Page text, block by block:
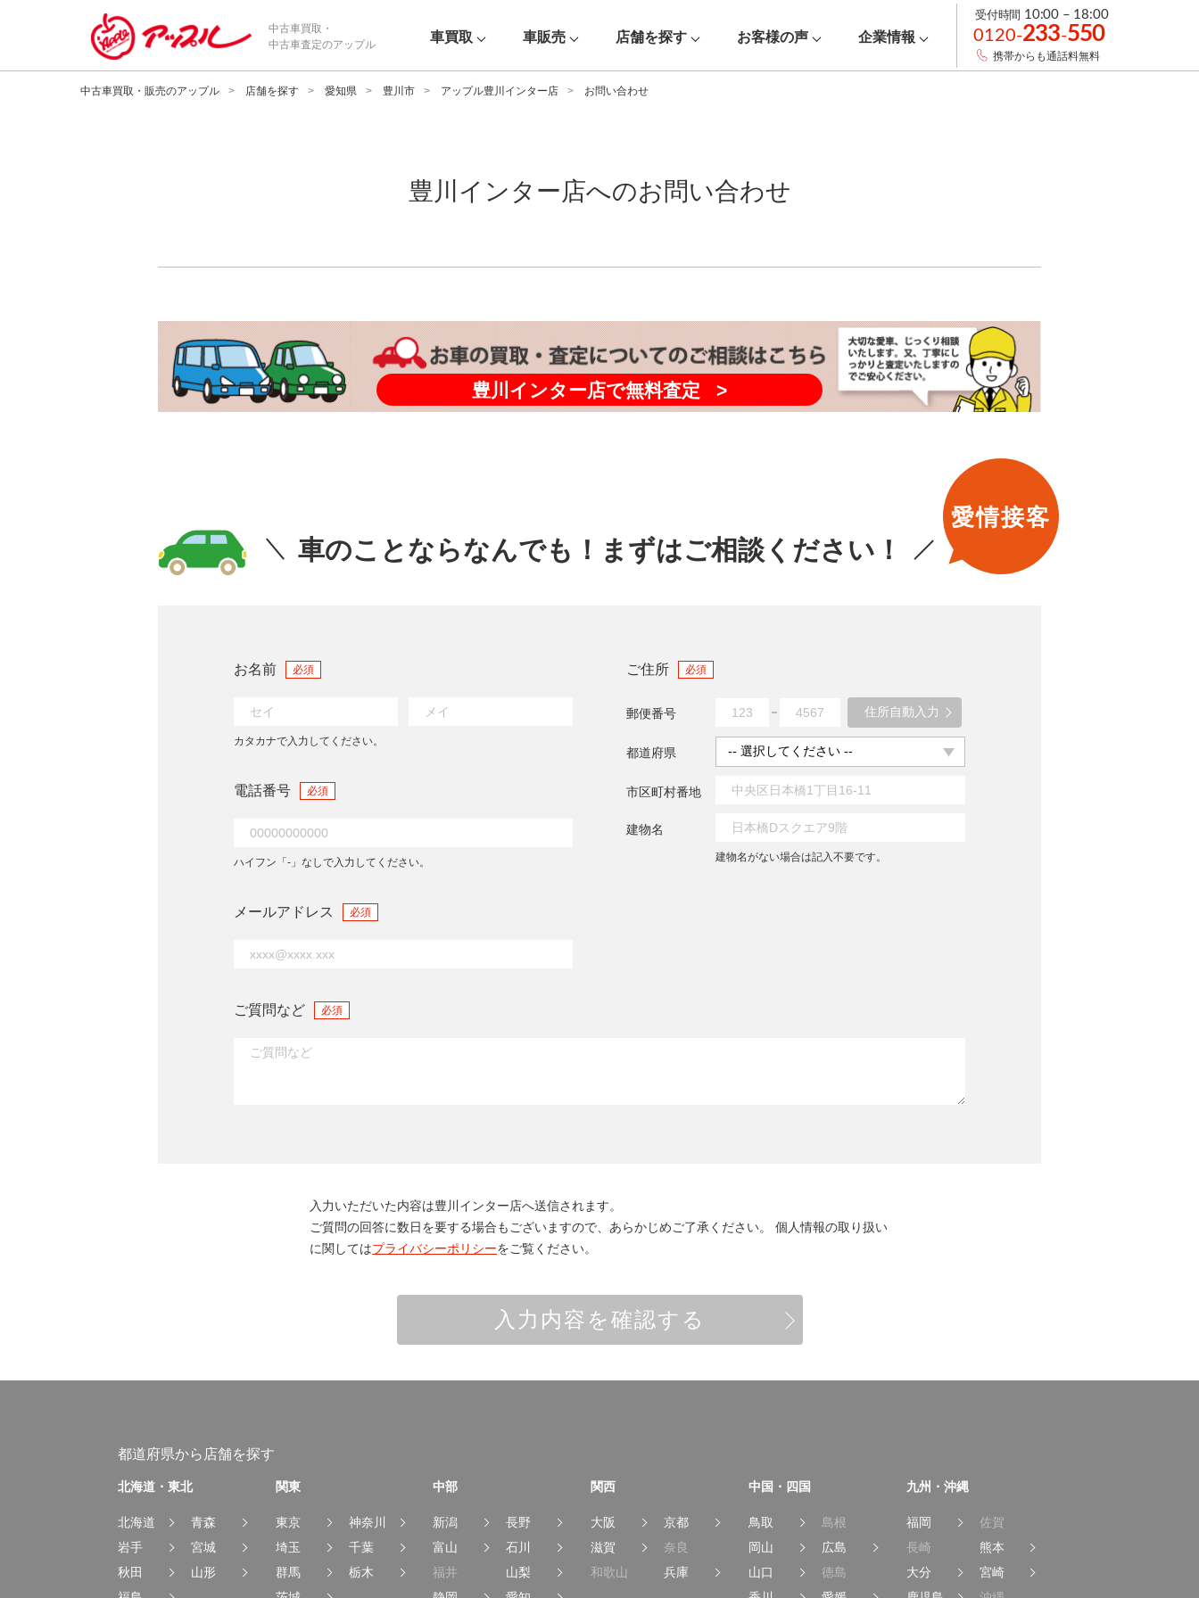
中古車買取・
中古車査定のアップル
車買取 車販売 店舗を探す お客様の声 企業情報
受付時間 10:00 – 18:00
0120-233-550
携帯からも通話料無料
中古車買取・販売のアップル 店舗を探す 愛知県 豊川市 アップル豊川インター店 お問い合わせ
豊川インター店へのお問い合わせ
車のことならなんでも！ まずはご相談ください！
愛情接客
お名前 必須
カタカナで入力してください。
ご住所 必須
郵便番号 住所自動入力
都道府県
市区町村番地
建物名
建物名がない場合は記入不要です。
電話番号 必須
ハイフン「-」なしで入力してください。
メールアドレス 必須
ご質問など 必須
入力いただいた内容は豊川インター店へ送信されます。
ご質問の回答に数日を要する場合もございますので、あらかじめご了承ください。
個人情報の取り扱い
に関してはプライバシーポリシーをご覧ください。
入力内容を確認する
都道府県から店舗を探す
北海道・東北
北海道
青森
岩手
宮城
秋田
山形
関東
東京
神奈川
埼玉
千葉
群馬
栃木
中部
新潟
長野
富山
石川
福井
山梨
関西
大阪
京都
滋賀
奈良
和歌山
兵庫
中国・四国
鳥取
島根
岡山
広島
山口
徳島
九州・沖縄
福岡
佐賀
長崎
熊本
大分
宮崎